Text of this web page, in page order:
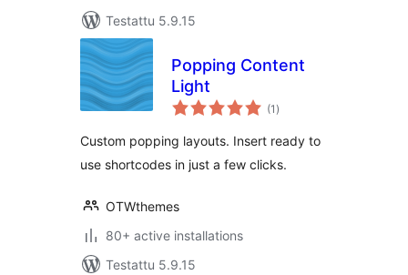
Testattu 5.9.15
Popping Content
Light
(1 arvosanat
yhteensä
)
Custom popping layouts. Insert ready to
use shortcodes in just a few clicks.
OTWthemes
80+ active installations
Testattu 5.9.15